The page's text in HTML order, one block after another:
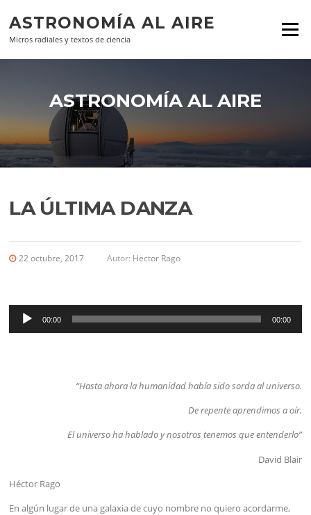
ASTRONOMÍA AL AIRE
Micros radiales y textos de ciencia
Menú
ASTRONOMÍA AL AIRE
LA ÚLTIMA DANZA
22 octubre, 2017 Autor: Hector Rago
Reproductor
00:00 00:00
“Hasta ahora la humanidad había sido sorda al universo.
De repente aprendimos a oír.
El universo ha hablado y nosotros tenemos que entenderlo”
David Blair
Héctor Rago
En algún lugar de una galaxia de cuyo nombre no quiero acordarme,